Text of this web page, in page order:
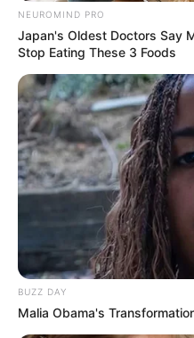
8 Kata Lucu Seputar
Minggu ala Jomblo
Ngenes
10 Desain Kanopi
Tidur, Serasa
Kamar Raja
NEUROMIND PRO
Japan's Oldest Doctors Say
Stop Eating These 3 Foods
BUZZ DAY
Malia Obama's